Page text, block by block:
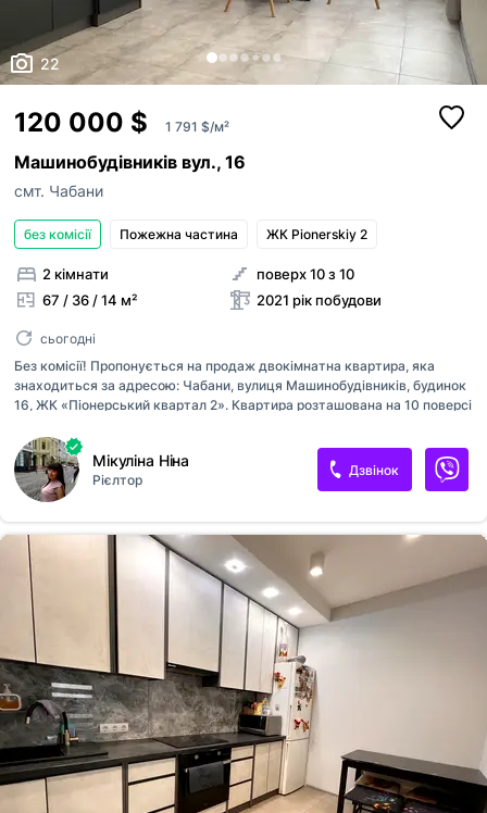
22
120 000 $ 1 791 $/м²
Машинобудівників вул., 16
смт. Чабани
без комісії Пожежна частина ЖК Pionerskiy 2
2 кімнати
67 / 36 / 14 м²
поверх 10 з 10
2021 рік побудови
сьогодні
Без комісії! Пропонується на продаж двокімнатна квартира, яка
знаходиться за адресою: Чабани, вулиця Машинобудівників, будинок
16, ЖК «Піонерський квартал 2». Квартира розташована на 10 поверсі
метрів, житлова — 36, кухня — 14. У квартирі зроблений якісний
ремонт для себе. Квартира з функціональним плануванням:
просторий хол-коридор, кухня, дві окремі кімнати, гардеробна, ванна
кімната та санвузол. Квартира укомплектована всіма необхідними
меблями та побутовою технікою для комфортного проживання.
Вбудовані меблі на кухні та у гардеробі, холодильник, витяжка,
духова шафа, кондиціонер. У квартирі автономне опалення,
встановлено дв...
Мікуліна Ніна
Рієлтор
Дзвінок